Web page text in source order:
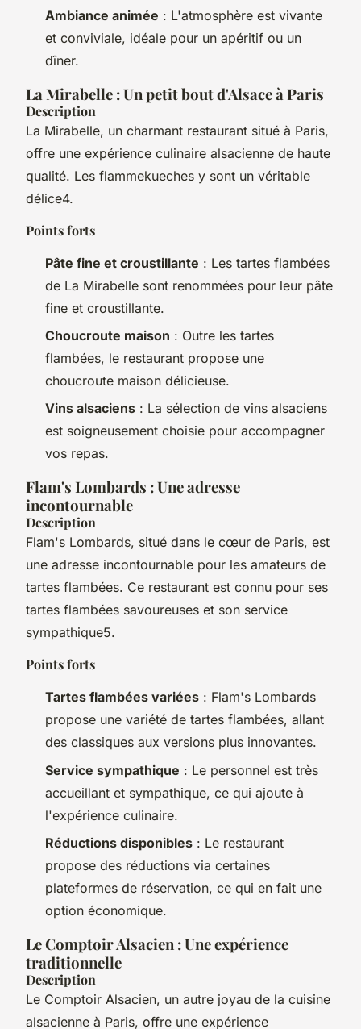
Ambiance animée : L'atmosphère est vivante
et conviviale, idéale pour un apéritif ou un
dîner.
La Mirabelle : Un petit bout d'Alsace à Paris
Description
La Mirabelle, un charmant restaurant situé à Paris,
offre une expérience culinaire alsacienne de haute
qualité. Les flammekueches y sont un véritable
délice4.
Points forts
Pâte fine et croustillante : Les tartes flambées
de La Mirabelle sont renommées pour leur pâte
fine et croustillante.
Choucroute maison : Outre les tartes
flambées, le restaurant propose une
choucroute maison délicieuse.
Vins alsaciens : La sélection de vins alsaciens
est soigneusement choisie pour accompagner
vos repas.
Flam's Lombards : Une adresse
incontournable
Description
Flam's Lombards, situé dans le cœur de Paris, est
une adresse incontournable pour les amateurs de
tartes flambées. Ce restaurant est connu pour ses
tartes flambées savoureuses et son service
sympathique5.
Points forts
Tartes flambées variées : Flam's Lombards
propose une variété de tartes flambées, allant
des classiques aux versions plus innovantes.
Service sympathique : Le personnel est très
accueillant et sympathique, ce qui ajoute à
l'expérience culinaire.
Réductions disponibles : Le restaurant
propose des réductions via certaines
plateformes de réservation, ce qui en fait une
option économique.
Le Comptoir Alsacien : Une expérience
traditionnelle
Description
Le Comptoir Alsacien, un autre joyau de la cuisine
alsacienne à Paris, offre une expérience